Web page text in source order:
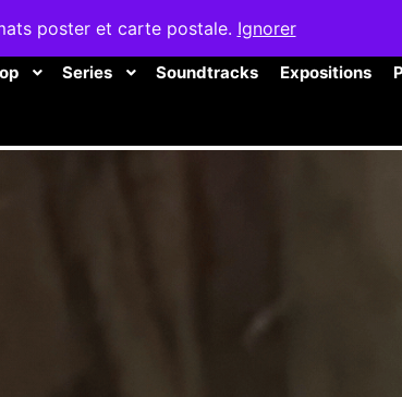
poster et carte postale. Ignorer
Series Soundtracks Expositions